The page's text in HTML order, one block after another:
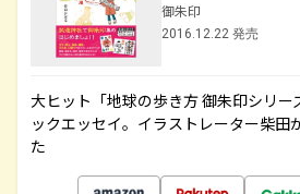
御朱印
2016.12.22 発売
大ヒット「地球の歩き方 御朱印シリー
ックエッセイ。イラストレーター柴田
た